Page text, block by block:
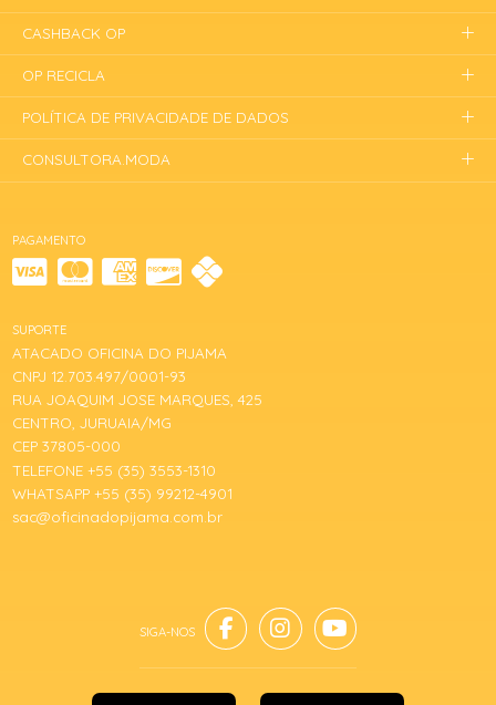
PAGAMENTO
SUPORTE
ATACADO OFICINA DO PIJAMA
CNPJ 12.703.497/0001-93
RUA JOAQUIM JOSE MARQUES, 425
CENTRO, JURUAIA/MG
CEP 37805-000
TELEFONE +55 (35) 3553-1310
WHATSAPP +55 (35) 99212-4901
sac@oficinadopijama.com.br
CASHBACK OP
OP RECICLA
POLÍTICA DE PRIVACIDADE DE DADOS
CONSULTORA.MODA